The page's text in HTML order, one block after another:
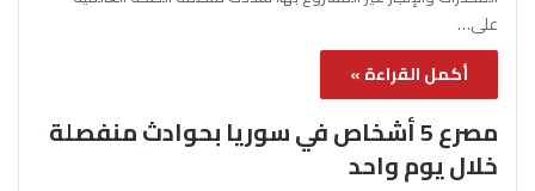
على…
أكمل القراءة »
مصرع 5 أشخاص في سوريا بحوادث منفصلة
خلال يوم واحد